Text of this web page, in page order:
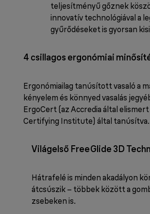
teljesítményű gőznek
innovatív technológiával a
gyűrődéseket is gyorsan
4 csillagos ergonómiai
Ergonómiailag tanúsított vasaló a
kényelem és könnyed vasalás
ErgoCert (az Accredia által
Certifying Institute) által tanúsítva.
Világelső FreeGlide 3D
Hátrafelé is minden akadályon
átcsúszik – többek között a
zsebeken is.